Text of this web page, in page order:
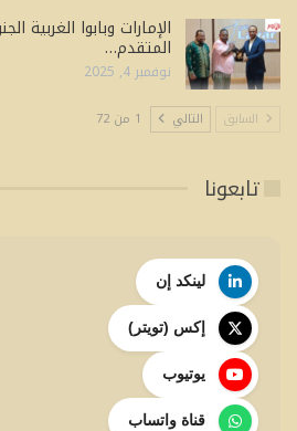
الإمارات وبابوا الغربية
المتقدم…
نوفمبر 4, 2025
السابق التالي 1 من 72
تابعونا
لينكد إن
إكس (تويتر)
يوتيوب
قناة واتساب